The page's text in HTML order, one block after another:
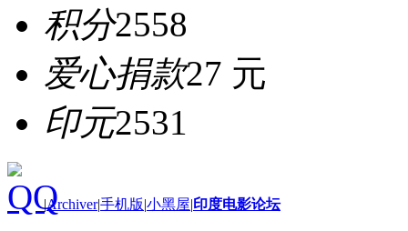
积分2558
爱心捐款27 元
印元2531
|Archiver|手机版|小黑屋|印度电影论坛